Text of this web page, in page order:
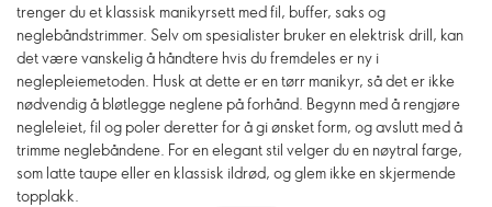
trenger du et klassisk manikyrsett med fil, buffer, saks og
neglebåndstrimmer. Selv om spesialister bruker en elektrisk drill, kan
det være vanskelig å håndtere hvis du fremdeles er ny i
neglepleiemetoden. Husk at dette er en tørr manikyr, så det er ikke
nødvendig å bløtlegge neglene på forhånd. Begynn med å rengjøre
negleleiet, fil og poler deretter for å gi ønsket form, og avslutt med å
trimme neglebåndene. For en elegant stil velger du en nøytral farge,
som latte taupe eller en klassisk ildrød, og glem ikke en skjermende
topplakk.